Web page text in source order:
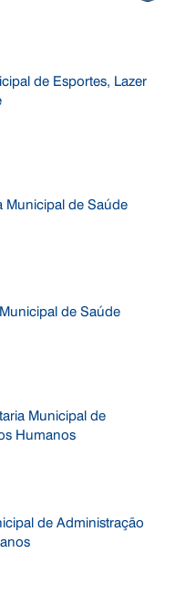
de Esportes, Lazer
de Saúde
de Administração